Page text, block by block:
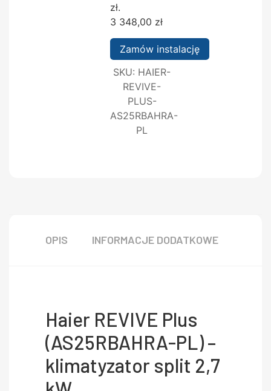
zł.
3 348,00 zł
Zamów instalację
SKU: HAIER-
REVIVE-
PLUS-
AS25RBAHRA-
PL
OPIS INFORMACJE DODATKOWE
Haier REVIVE Plus
(AS25RBAHRA-PL) –
klimatyzator split 2,7